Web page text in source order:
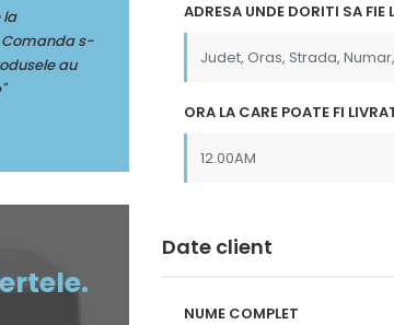
sense
"Am comanda de la
a facut rapid si produsele au
fost livrate la timp"
"Multumim
ADRESA UNDE DORITI SA FIE
ORA LA CARE POATE FI
Date client
NUME COMPLET